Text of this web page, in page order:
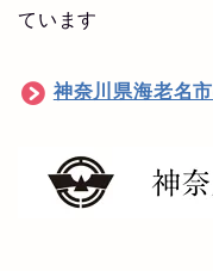
ています
神奈川県海老名